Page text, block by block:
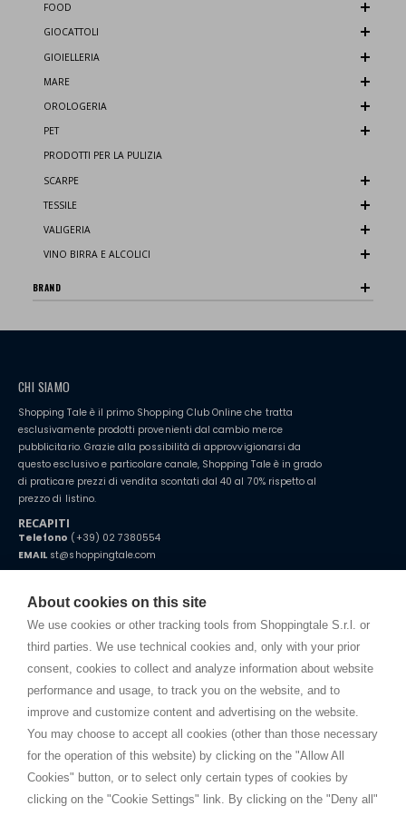
About cookies on this site
We use cookies or other tracking tools from Shoppingtale S.r.l. or
third parties. We use technical cookies and, only with your prior
consent, cookies to collect and analyze information about website
performance and usage, to track you on the website, and to
improve and customize content and advertising on the website.
You may choose to accept all cookies (other than those necessary
for the operation of this website) by clicking on the "Allow All
Cookies" button, or to select only certain types of cookies by
clicking on the "Cookie Settings" link. By clicking on the "Deny all"
FOOD
GIOCATTOLI
GIOIELLERIA
MARE
OROLOGERIA
PET
PRODOTTI PER LA PULIZIA
SCARPE
TESSILE
VALIGERIA
VINO BIRRA E ALCOLICI
BRAND
CHI SIAMO
Shopping Tale è il primo Shopping Club Online che tratta
esclusivamente prodotti provenienti dal cambio merce
pubblicitario. Grazie alla possibilità di approvvigionarsi da
questo esclusivo e particolare canale, Shopping Tale è in grado
di praticare prezzi di vendita scontati dal 40 al 70% rispetto al
prezzo di listino.
RECAPITI
Telefono (+39) 02 7380554
EMAILst@shoppingtale.com
Starting this year, we decided to provide our customers withfake
home. You will always receive great care and attention, even from a
distance.
TERMINI E CONDIZIONI
Spedizioni
Termini e condizioni
Cookie
SHOPPINGTALE
Chi siamo
Convenzioni aziende